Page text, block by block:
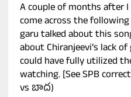
A couple of months after I
come across the
garu talked about this
about Chiranjeevi’s lack
could have fully utilized
watching. [See SPB
vs బాద)